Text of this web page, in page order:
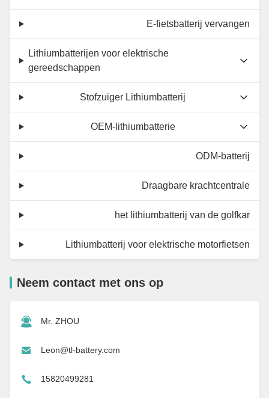
E-fietsbatterij vervangen
Lithiumbatterijen voor elektrische
gereedschappen
Stofzuiger Lithiumbatterij
OEM-lithiumbatterie
ODM-batterij
Draagbare krachtcentrale
het lithiumbatterij van de golfkar
Lithiumbatterij voor elektrische motorfietsen
Neem contact met ons op
Mr. ZHOU
Leon@tl-battery.com
15820499281